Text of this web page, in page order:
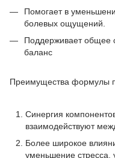
Помогает в
болевых ощущений.
Поддерживает общее
баланс
Преимущества формулы
Синергия
взаимодействуют
Более широкое
уменьшение стресса,